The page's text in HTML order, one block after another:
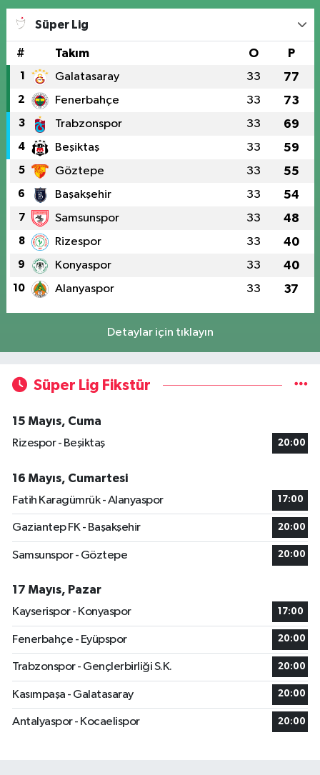
Süper Lig
# Takım O P
1 Galatasaray 33 77
2 Fenerbahçe 33 73
3 Trabzonspor 33 69
4 Beşiktaş 33 59
5 Göztepe 33 55
6 Başakşehir 33 54
7 Samsunspor 33 48
8 Rizespor 33 40
9 Konyaspor 33 40
10 Alanyaspor 33 37
Detaylar için tıklayın
Süper Lig Fikstür
15 Mayıs, Cuma
Rizespor - Beşiktaş
20:00
16 Mayıs, Cumartesi
Fatih Karagümrük - Alanyaspor
17:00
Gaziantep FK - Başakşehir 20:00
Samsunspor - Göztepe 20:00
17 Mayıs, Pazar
Kayserispor - Konyaspor
17:00
Fenerbahçe - Eyüpspor 20:00
Trabzonspor - Gençlerbirliği S.K. 20:00
Kasımpaşa - Galatasaray 20:00
Antalyaspor - Kocaelispor 20:00